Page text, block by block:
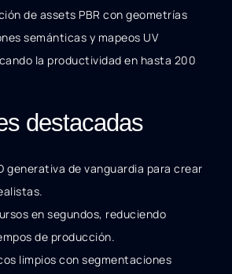
de assets PBR con geometrías
semánticas y mapeos UV
la productividad en hasta 200
destacadas
generativa de vanguardia para crear
en segundos, reduciendo
de producción.
limpios con segmentaciones